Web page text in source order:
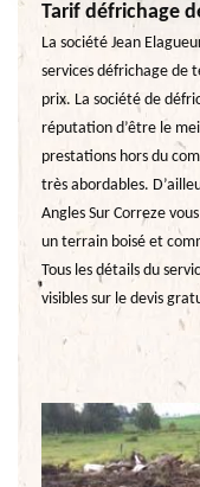
Tarif défrichage
La société Jean
services défrichage de
prix. La société de
réputation d’être le
prestations hors du
très abordables.
Angles Sur Correze
un terrain boisé et
Tous les détails du
visibles sur le devis